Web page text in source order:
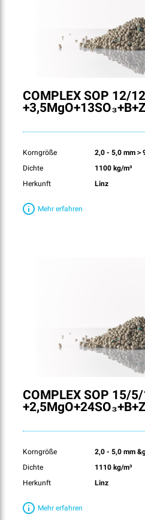
COMPLEX SOP 12/
Korngröße
2,0 - 5,0 mm＞
Dichte
1100 kg/m³
Herkunft
Linz
Mehr erfahren
COMPLEX SOP 15/
Korngröße
2,0 - 5,0 mm
Dichte
1110 kg/m³
Herkunft
Linz
Mehr erfahren